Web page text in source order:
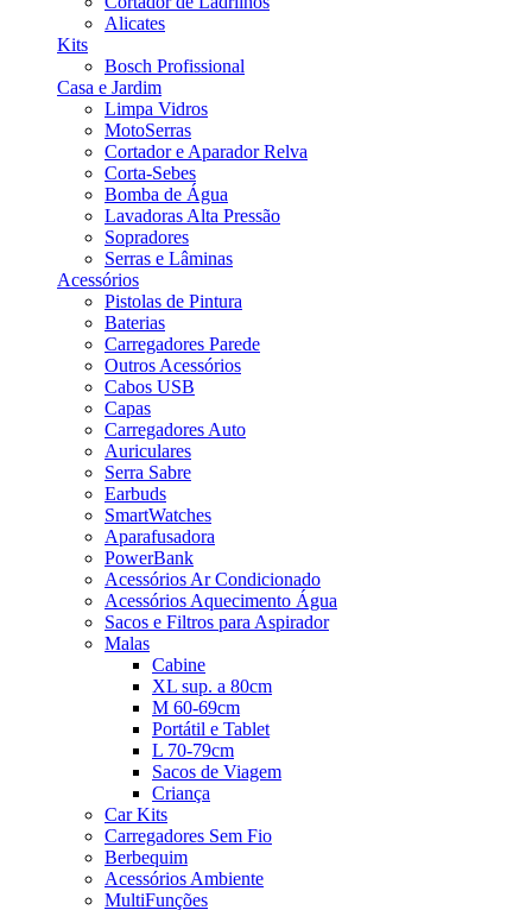
Alicates
Kits
Bosch Profissional
Casa e Jardim
Limpa Vidros
MotoSerras
Cortador e Aparador Relva
Corta-Sebes
Bomba de Água
Lavadoras Alta Pressão
Sopradores
Serras e Lâminas
Acessórios
Pistolas de Pintura
Baterias
Carregadores Parede
Outros Acessórios
Cabos USB
Capas
Carregadores Auto
Auriculares
Serra Sabre
Earbuds
SmartWatches
Aparafusadora
PowerBank
Acessórios Ar Condicionado
Acessórios Aquecimento Água
Sacos e Filtros para Aspirador
Malas
Cabine
XL sup. a 80cm
M 60-69cm
Portátil e Tablet
L 70-79cm
Sacos de Viagem
Criança
Car Kits
Carregadores Sem Fio
Berbequim
Acessórios Ambiente
MultiFunções